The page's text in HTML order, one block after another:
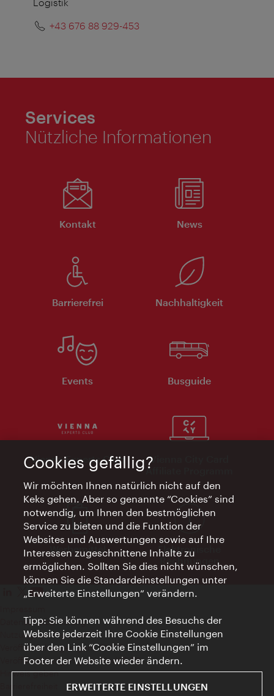
+43 676 88 929-453
Services
Nützliche Informationen
Kontakt News
Barrierefrei Nachhaltigkeit
Events Busguide
Vienna Experts Club
Vienna City Card
Affiliate Programm
Elektronische
Rechnungen
Datenschutzerklärung
Nutzungsbedingungen
Veröffentlichungen gem. EMFG
Veröffentlichungen gem. MedKF‑TG
Hinweis geben
Cookies gefällig?
Wir möchten Ihnen natürlich nicht auf den
Keks gehen. Aber so genannte “Cookies” sind
notwendig, um Ihnen den bestmöglichen
Service zu bieten und die Funktion der
Websites und Auswertungen sowie auf Ihre
Interessen zugeschnittene Inhalte zu
ermöglichen. Sollten Sie dies nicht wünschen,
können Sie die Standardeinstellungen unter
„Erweiterte Einstellungen“ verändern.
Tipp: Sie können während des Besuchs der
Website jederzeit Ihre Cookie Einstellungen
über den Link “Cookie Einstellungen” im
Footer der Website wieder ändern.
ERWEITERTE EINSTELLUNGEN